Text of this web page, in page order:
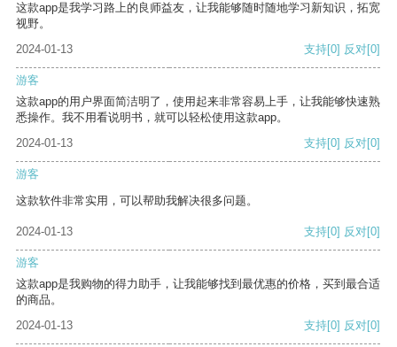
这款app是我学习路上的良师益友，让我能够随时随地学习新知识，拓宽
视野。
2024-01-13
支持[0] 反对[0]
游客
这款app的用户界面简洁明了，使用起来非常容易上手，让我能够快速熟
悉操作。我不用看说明书，就可以轻松使用这款app。
2024-01-13
支持[0] 反对[0]
游客
这款软件非常实用，可以帮助我解决很多问题。
2024-01-13 支持[0] 反对[0]
游客
这款app是我购物的得力助手，让我能够找到最优惠的价格，买到最合适
的商品。
2024-01-13
支持[0] 反对[0]